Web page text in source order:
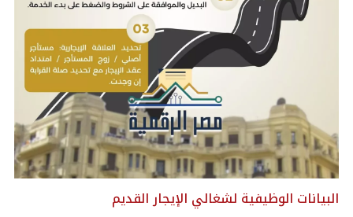
البيانات الوظيفية لشغالي الإيجار القديم